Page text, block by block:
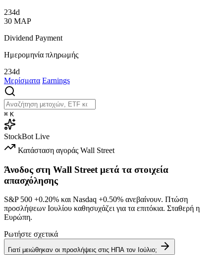
234d
30 ΜΑΡ
Dividend Payment
Ημερομηνία πληρωμής
234d
Μερίσματα Earnings
⌘ K
StockBot Live
Κατάσταση αγοράς Wall Street
Άνοδος στη Wall Street μετά τα στοιχεία
απασχόλησης
S&P 500 +0.20% και Nasdaq +0.50% ανεβαίνουν. Πτώση
προσλήψεων Ιουλίου καθησυχάζει για τα επιτόκια. Σταθερή η
Ευρώπη.
Ρωτήστε σχετικά
Γιατί μειώθηκαν οι προσλήψεις στις ΗΠΑ τον Ιούλιο;